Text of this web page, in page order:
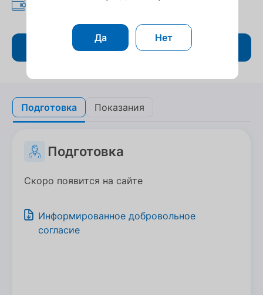
Записаться
Подготовка
Подготовка Показания
Показания
Подготовка
Скоро появится на сайте
Информированное добровольное
согласие
Да Нет